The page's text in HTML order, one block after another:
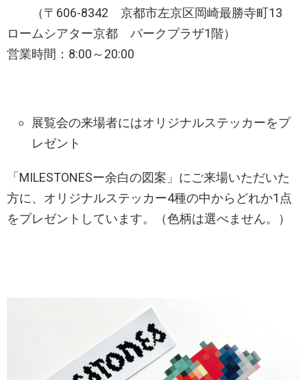
（〒606-8342 京都市左京区岡崎最勝寺町13
ロームシアター京都 パークプラザ1階）
営業時間：8:00～20:00
展覧会の​来場者にはオリジナルステッカーをプ
レゼント
「MILESTONESー余白の図案」にご来場いただいた
方に、オリジナルステッカー4種の中からどれか1点
をプレゼントしています。（色柄は選べません。）